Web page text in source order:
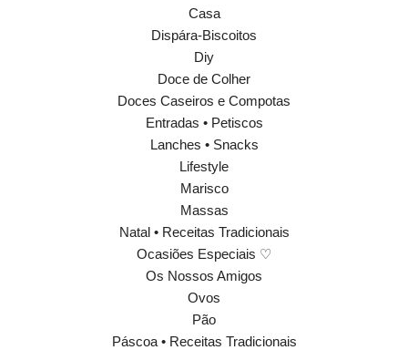
Casa
Dispára-Biscoitos
Diy
Doce de Colher
Doces Caseiros e Compotas
Entradas • Petiscos
Lanches • Snacks
Lifestyle
Marisco
Massas
Natal • Receitas Tradicionais
Ocasiões Especiais ♡
Os Nossos Amigos
Ovos
Pão
Páscoa • Receitas Tradicionais